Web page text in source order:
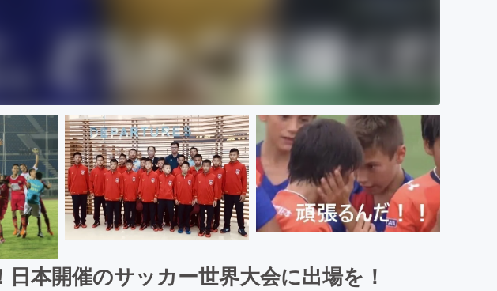
本開催のサッカー世界大会に出場を！